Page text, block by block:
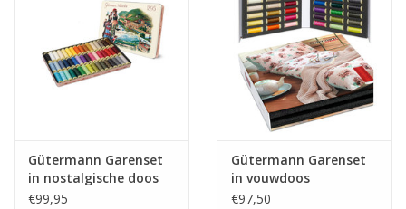
Breien en haken
Handwerk
Sale / Coupons
Gütermann Garenset
in nostalgische doos
48 bobijnen
€99,95
Gütermann Garenset
in vouwdoos
€97,50